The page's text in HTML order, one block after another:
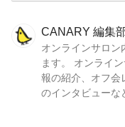
CANARY 編集
オンラインサロン
ます。 オンライ
報の紹介、オフ会
のインタビューな